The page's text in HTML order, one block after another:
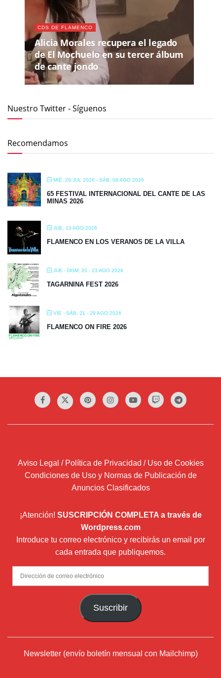
CDS DE FLAMENCO
Alicia Morales recupera el legado
de El Mochuelo en su tercer álbum
de cante jondo
Nuestro Twitter - Síguenos
Recomendamos
MIÉ, 29 JUL 2026 - SÁB, 08 AGO 2026
65 FESTIVAL INTERNACIONAL DEL CANTE DE LAS
MINAS 2026
JUE, 13 AGO 2026
FLAMENCO EN LOS VERANOS DE LA VILLA
JUE - DOM, 20 - 23 AGO 2026
TAGARNINA FEST 2026
VIE - SÁB, 21 - 29 AGO 2026
FLAMENCO ON FIRE 2026
Aviso Legal / Política de Privacidad / Uso de Cookies
Condiciones de Uso y Normas de Publicación de
Anuncios Clasificados
¡Atención! SUSCRIPCIÓN COMPLETA a través de
Wordpress.com
Introduce tu correo electrónico y recibirás un email por
cada entrada que publiquemos.
Dirección
de
Suscribir
Newsletter (envío boletín mensual con Mailchimp)